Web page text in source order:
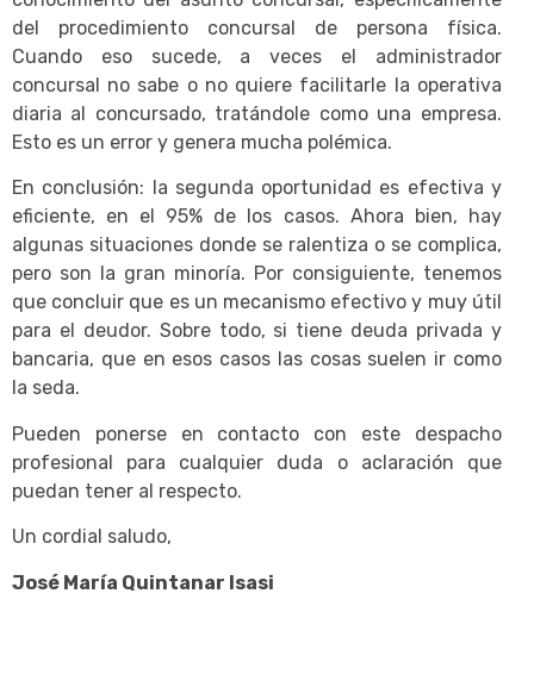
del procedimiento concursal de persona física.
Cuando eso sucede, a veces el administrador
concursal no sabe o no quiere facilitarle la operativa
diaria al concursado, tratándole como una empresa.
Esto es un error y genera mucha polémica.
En conclusión: la segunda oportunidad es efectiva y
eficiente, en el 95% de los casos. Ahora bien, hay
algunas situaciones donde se ralentiza o se complica,
pero son la gran minoría. Por consiguiente, tenemos
que concluir que es un mecanismo efectivo y muy útil
para el deudor. Sobre todo, si tiene deuda privada y
bancaria, que en esos casos las cosas suelen ir como
la seda.
Pueden ponerse en contacto con este despacho
profesional para cualquier duda o aclaración que
puedan tener al respecto.
Un cordial saludo,
José María Quintanar Isasi